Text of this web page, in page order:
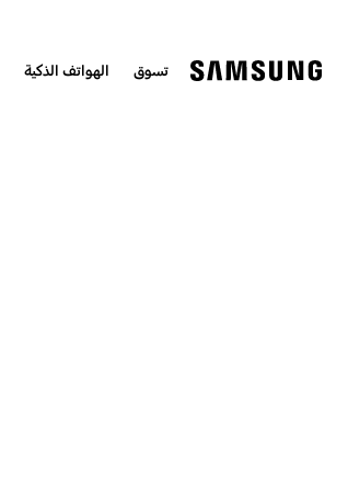
تسوق الهواتف الذكية